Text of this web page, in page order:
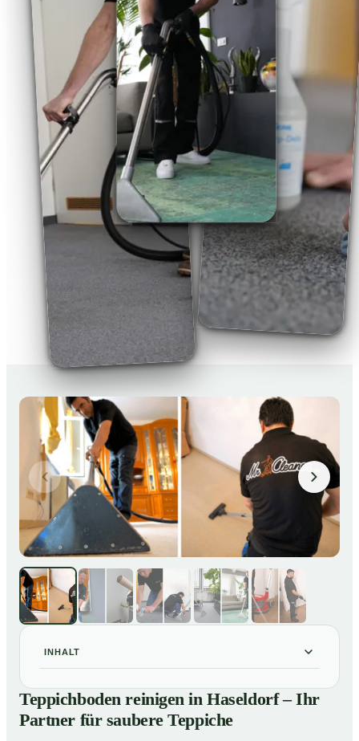
INHALT
01Teppichboden reinigen in Haseldorf – Ihr Partner für
saubere Teppiche
Unsere Leistungen beim Teppichboden reinigen in
Teppichboden reinigen in Haseldorf – Ihr
Partner für saubere Teppiche